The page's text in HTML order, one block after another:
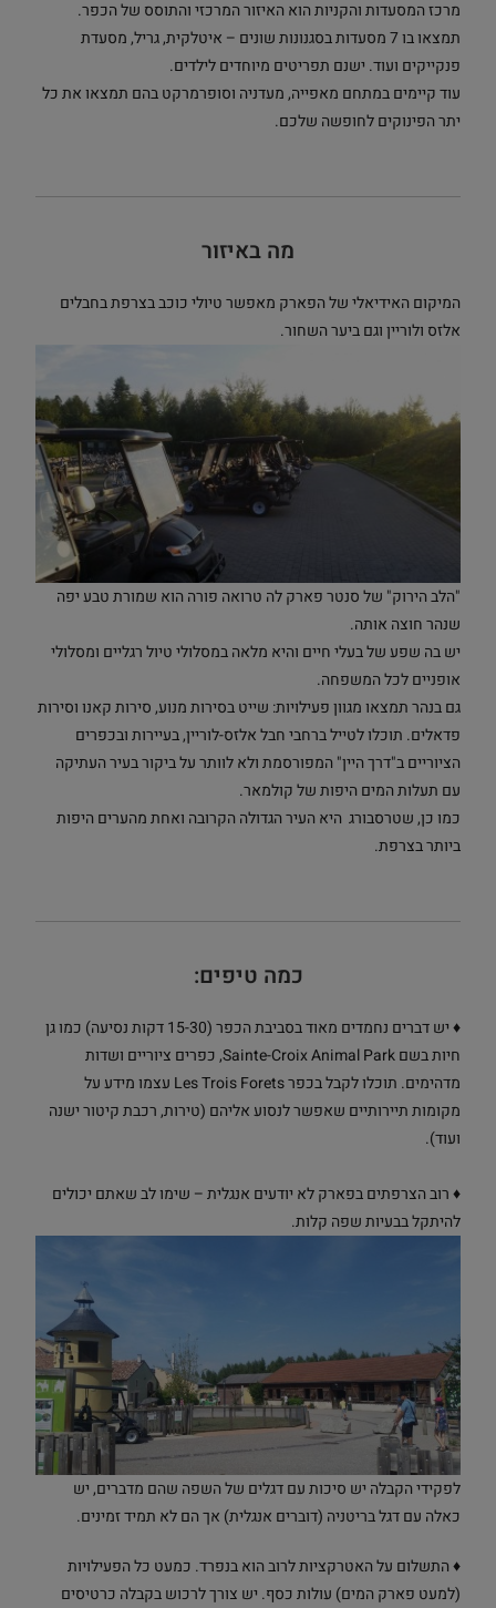
מרכז המסעדות והקניות הוא האיזור המרכזי והתוסס של הכפר.
תמצאו בו 7 מסעדות בסגנונות שונים – איטלקית, גריל, מסעדת
פנקייקים ועוד. ישנם תפריטים מיוחדים לילדים.
עוד קיימים במתחם מאפייה, מעדניה וסופרמרקט בהם תמצאו את כל
יתר הפינוקים לחופשה שלכם.
מה באיזור
המיקום האידיאלי של הפארק מאפשר טיולי כוכב בצרפת בחבלים
אלזס ולוריין וגם ביער השחור.
"הלב הירוק" של סנטר פארק לה טרואה פורה הוא שמורת טבע יפה
שנהר חוצה אותה.
יש בה שפע של בעלי חיים והיא מלאה במסלולי טיול רגליים ומסלולי
אופניים לכל המשפחה.
גם בנהר תמצאו מגוון פעילויות: שייט בסירות מנוע, סירות קאנו וסירות
פדאלים. תוכלו לטייל ברחבי חבל אלזס-לוריין, בעיירות ובכפרים
הציוריים ב"דרך היין" המפורסמת ולא לוותר על ביקור בעיר העתיקה
עם תעלות המים היפות של קולמאר.
כמו כן, שטרסבורג היא העיר הגדולה הקרובה ואחת מהערים היפות
ביותר בצרפת.
כמה טיפים:
♦ יש דברים נחמדים מאוד בסביבת הכפר (15-30 דקות נסיעה) כמו גן
חיות בשם Sainte-Croix Animal Park, כפרים ציוריים ושדות
מדהימים. תוכלו לקבל בכפר Les Trois Forets עצמו מידע על
מקומות תיירותיים שאפשר לנסוע אליהם (טירות, רכבת קיטור ישנה
ועוד).
♦ רוב הצרפתים בפארק לא יודעים אנגלית – שימו לב שאתם יכולים
להיתקל בבעיות שפה קלות.
לפקידי הקבלה יש סיכות עם דגלים של השפה שהם מדברים, יש
כאלה עם דגל בריטניה (דוברים אנגלית) אך הם לא תמיד זמינים.
♦ התשלום על האטרקציות לרוב הוא בנפרד. כמעט כל הפעילויות
(למעט פארק המים) עולות כסף. יש צורך לרכוש בקבלה כרטיסים